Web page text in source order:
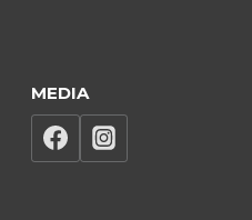
MEDIA